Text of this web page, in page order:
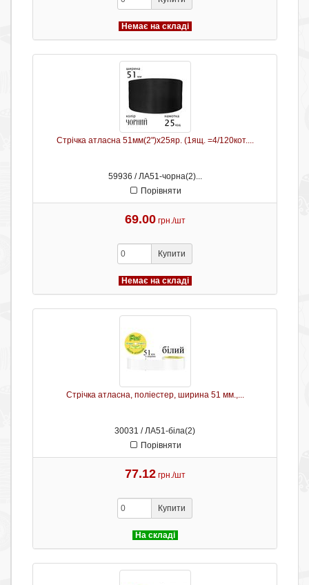
Немає на складі
Стрічка атласна 51мм(2")х25яр. (1ящ. =4/120кот....
59936 / ЛА51-чорна(2)...
Порівняти
69.00 грн./шт
Купити
Немає на складі
Стрічка атласна, поліестер, ширина 51 мм.,...
30031 / ЛА51-біла(2)
Порівняти
77.12 грн./шт
Купити
На складі